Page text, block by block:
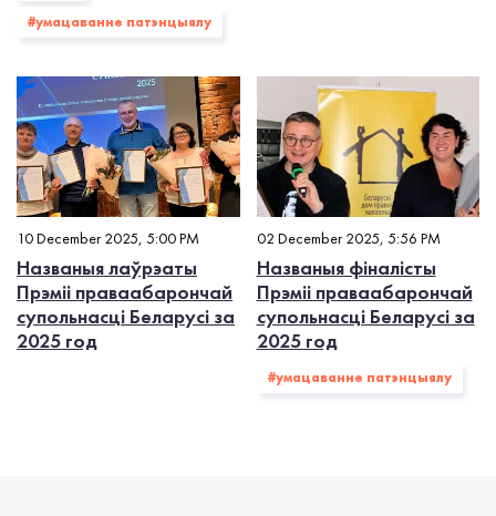
#умацаванне патэнцыялу
10 December 2025, 5:00 PM
Названыя лаўрэаты
Прэміі праваабарончай
супольнасці Беларусі за
2025 год
02 December 2025, 5:56 PM
Названыя фіналісты
Прэміі праваабарончай
супольнасці Беларусі за
2025 год
#умацаванне патэнцыялу